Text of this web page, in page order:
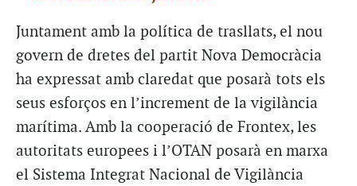
Juntament amb la política de trasllats, el nou
govern de dretes del partit Nova Democràcia
ha expressat amb claredat que posarà tots els
seus esforços en l’increment de la vigilància
marítima. Amb la cooperació de Frontex, les
autoritats europees i l’OTAN posarà en marxa
el Sistema Integrat Nacional de Vigilància